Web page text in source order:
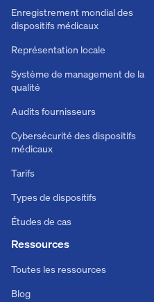
Enregistrement mondial des
dispositifs médicaux
Représentation locale
Système de management de la
qualité
Audits fournisseurs
Cybersécurité des dispositifs
médicaux
Tarifs
Types de dispositifs
Études de cas
Ressources
Toutes les ressources
Blog